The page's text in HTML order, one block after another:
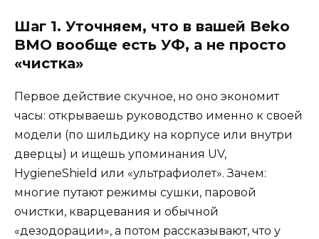
Шаг 1. Уточняем, что в вашей Beko
BMO вообще есть УФ, а не просто
«чистка»
Первое действие скучное, но оно экономит
часы: открываешь руководство именно к своей
модели (по шильдику на корпусе или внутри
дверцы) и ищешь упоминания UV,
HygieneShield или «ультрафиолет». Зачем:
многие путают режимы сушки, паровой
очистки, кварцевания и обычной
«дезодорации», а потом рассказывают, что у